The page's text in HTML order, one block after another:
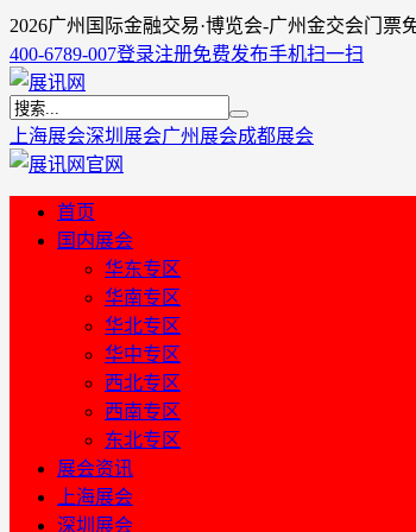
2026广州国际金融交易·博览会-广州金交会门票
400-6789-007登录注册免费发布手机扫一扫
上海展会深圳展会广州展会成都展会
首页
国内展会
华东专区
华南专区
华北专区
华中专区
西北专区
西南专区
东北专区
展会资讯
上海展会
深圳展会